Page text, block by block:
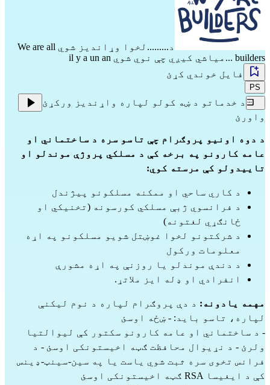
د.........لخوا وړاندیز شوي We are all
builders ...میاشي کیږي چې نوي شوي il y a un an
فایل خوندي کړئ
PS
د خدماتو د ښه کولو لپاره واړندیز ورکړئ
واورئ
تاییدولو کې مرسته کوي:
د کاري ساحي او ممکنه مسلکونو پیژندل
ځانګړي لغتونه)
معلومات ورکول
د دندې موندلو یا روزنې په اړه مشورې
انفرادي او ډله ایز ملاتړ.
مهمه یادونه:
لپاره، تاسو باید: - ښځه اوسئ
کې د ایغیسا RSA ګټه اخیستونکی اوسئ